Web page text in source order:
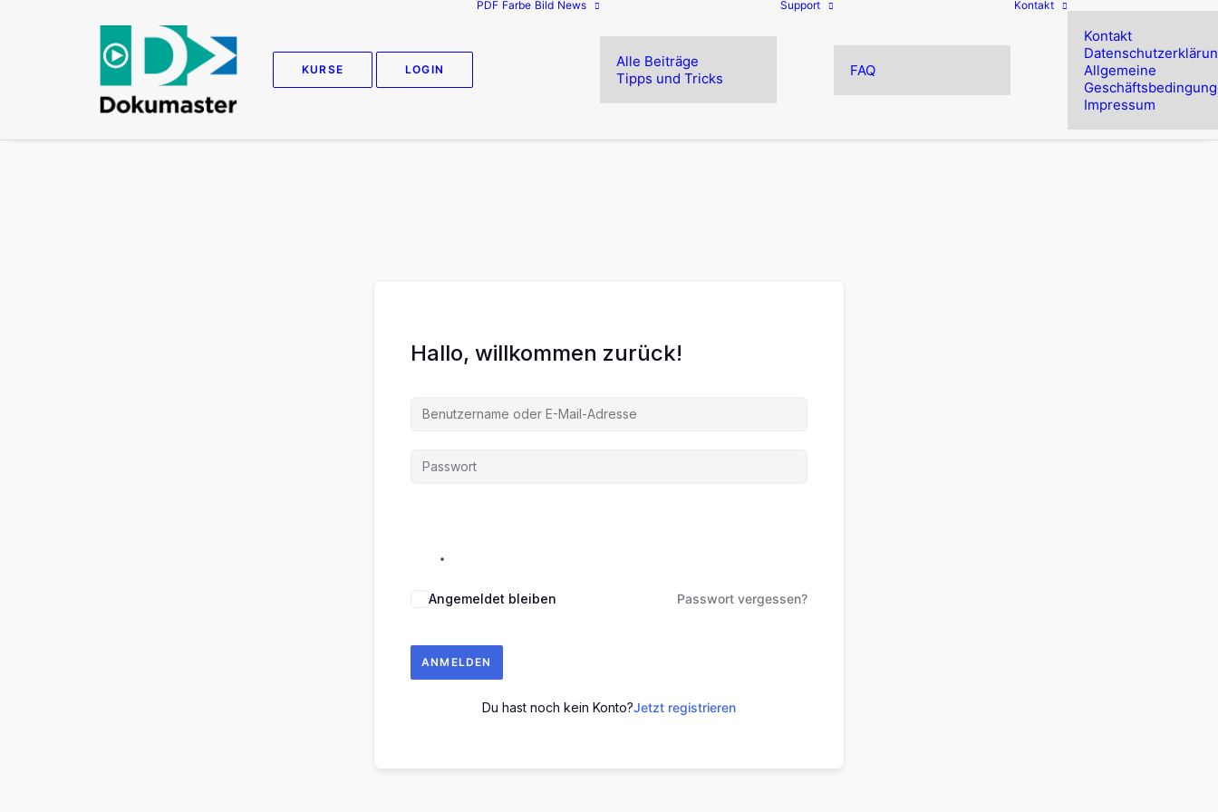
KURSE LOGIN
PDF Farbe Bild News
Alle Beiträge
Tipps und Tricks
Support
FAQ
Kontakt
Kontakt
Allgemeine
Impressum
Hallo, willkommen zurück!
Angemeldet bleiben Passwort vergessen?
ANMELDEN
Du hast noch kein Konto?Jetzt registrieren